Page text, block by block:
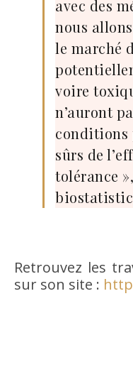
avec des
nous
le marché
voire
n’auront
conditions
sûrs de
tolérance
Retrouvez les
sur son site :